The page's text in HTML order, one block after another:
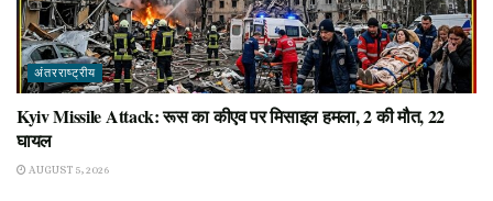
अंतरराष्ट्रीय
Kyiv Missile Attack: रूस का कीएव पर मिसाइल हमला, 2 की मौत, 22
घायल
AUGUST 5, 2026